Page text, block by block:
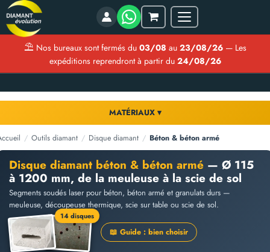
Mon
panier
Menu
⛱ Nos bureaux sont fermés du 03/08 au 23/08/26— Les
expéditions reprendront à partir du 24/08/26
MATÉRIAUX ▾
/ Outils diamant / Disque diamant / Béton & béton armé
Disque diamant béton & béton armé — Ø 115
à 1200 mm, de la meuleuse à la scie de sol
Segments soudés laser pour béton, béton armé et granulats durs —
meuleuse, découpeuse thermique, scie sur table ou scie de sol.
14 disques
📖 Guide : bien choisir